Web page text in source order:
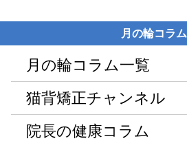
月の輪コラム
月の輪コラム一覧
猫背矯正チャンネル
院長の健康コラム